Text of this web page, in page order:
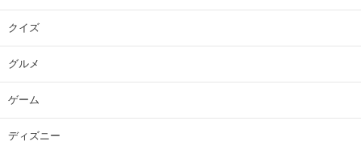
クイズ
グルメ
ゲーム
ディズニー